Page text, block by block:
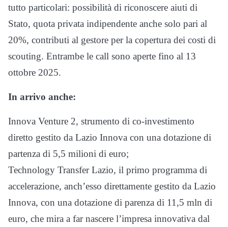
tutto particolari: possibilità di riconoscere aiuti di
Stato, quota privata indipendente anche solo pari al
20%, contributi al gestore per la copertura dei costi di
scouting. Entrambe le call sono aperte fino al 13
ottobre 2025.
In arrivo anche:
Innova Venture 2, strumento di co-investimento
diretto gestito da Lazio Innova con una dotazione di
partenza di 5,5 milioni di euro;
Technology Transfer Lazio, il primo programma di
accelerazione, anch’esso direttamente gestito da Lazio
Innova, con una dotazione di parenza di 11,5 mln di
euro, che mira a far nascere l’impresa innovativa dal